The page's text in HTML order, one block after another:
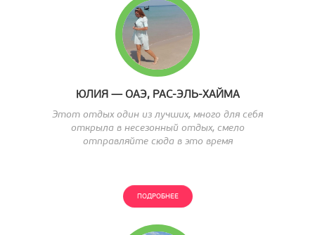
ЮЛИЯ — ОАЭ, РАС-ЭЛЬ-ХАЙМА
Этот отдых один из лучших, много для себя
открыла в несезонный отдых, смело
отправляйте сюда в это время
ПОДРОБНЕЕ